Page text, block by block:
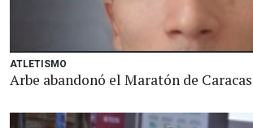
ATLETISMO
Arbe abandonó el Maratón de Caracas